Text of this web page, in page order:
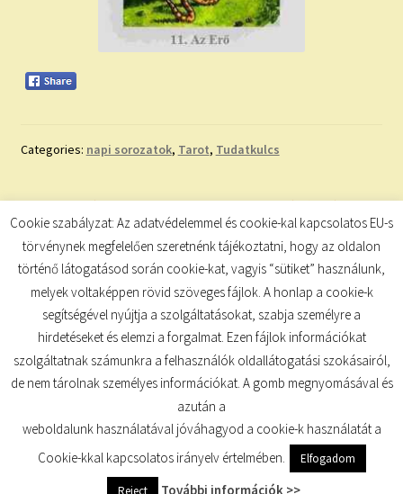
Categories: napi sorozatok, Tarot, Tudatkulcs
Bejegyzés
navigáció
post:
post:
© TUDATKULCS 2026
Cookie szabályzat: Az adatvédelemmel és cookie-kal kapcsolatos EU-s
törvénynek megfelelően szeretnénk tájékoztatni, hogy az oldalon
történő látogatásod során cookie-kat, vagyis “sütiket” használunk,
melyek voltaképpen rövid szöveges fájlok. A honlap a cookie-k
segítségével nyújtja a szolgáltatásokat, szabja személyre a
hirdetéseket és elemzi a forgalmat. Ezen fájlok információkat
szolgáltatnak számunkra a felhasználók oldallátogatási szokásairól,
de nem tárolnak személyes információkat. A gomb megnyomásával és
azután a
weboldalunk használatával jóváhagyod a cookie-k használatát a
Cookie-kkal kapcsolatos irányelv értelmében.
Elfogadom
Reject További információk >>